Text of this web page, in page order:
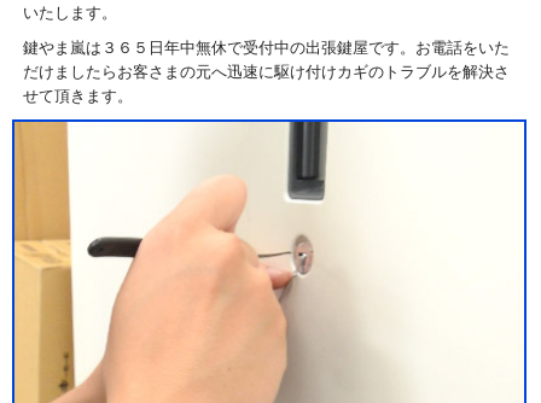
いたします。
鍵やま嵐は３６５日年中無休で受付中の出張鍵屋です。お電話をいた
だけましたらお客さまの元へ迅速に駆け付けカギのトラブルを解決さ
せて頂きます。